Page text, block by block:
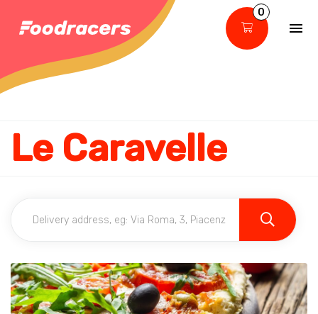
0
Le Caravelle